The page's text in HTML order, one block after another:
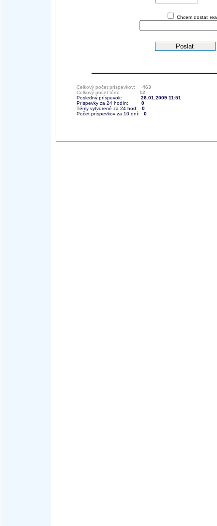
Chcem dostať
Celkový počet príspevkov: 463
Celkový počet tém: 12
Posledný príspevok: 28.01.2009 11:51
Príspevky za 24 hodín: 0
Témy vytvorené za 24 hod: 0
Počet príspevkov za 10 dní: 0